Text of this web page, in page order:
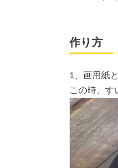
作り方
1、画用紙
この時、す